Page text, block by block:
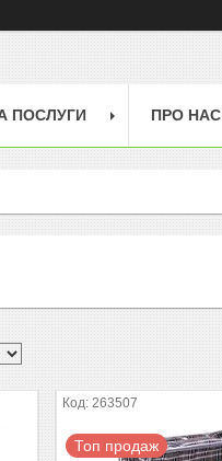
ПОСЛУГИ ПРО НАС
263507
Топ продаж